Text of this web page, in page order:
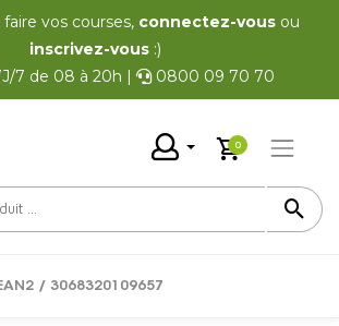
vos courses, connectez-vousou
inscrivez-vous:)
7 de 08 à 20h |
0800 09 70 70
0
/ 3068320109657